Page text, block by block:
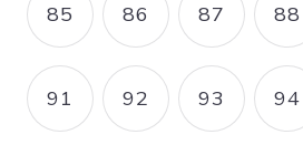
PAGE
85 PAGE
86 PAGE
87 88
PAGE
91 PAGE
92 PAGE
93 94